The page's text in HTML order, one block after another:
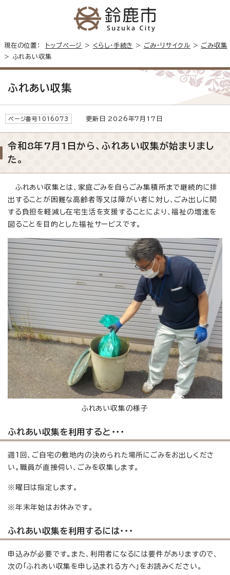
現在の位置： トップページ > くらし・手続き > ごみ・リサイクル > ごみ収集
> ふれあい収集
ふれあい収集
ページ番号1016073 更新日 2026年7月17日
令和8年7月1日から、ふれあい収集が始まりまし
た。
ふれあい収集とは、家庭ごみを自らごみ集積所まで継続的に排
出することが困難な高齢者等又は障がい者に対し、ごみ出しに関
する負担を軽減し在宅生活を支援することにより、福祉の増進を
図ることを目的とした福祉サービスです。
ふれあい収集の様子
ふれあい収集を利用すると・・・
週1回、ご自宅の敷地内の決められた場所にごみをお出しくださ
い。職員が直接伺い、ごみを収集します。
※曜日は指定します。
※年末年始はお休みです。
ふれあい収集を利用するには・・・
申込みが必要です。また、利用者になるには要件がありますので、
次の「ふれあい収集を申し込まれる方へ」をお読みください。